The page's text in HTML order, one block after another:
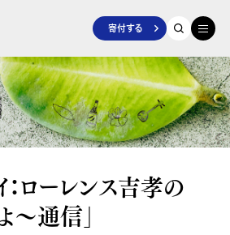
寄付する
ローレンス吉孝の
〜通信」